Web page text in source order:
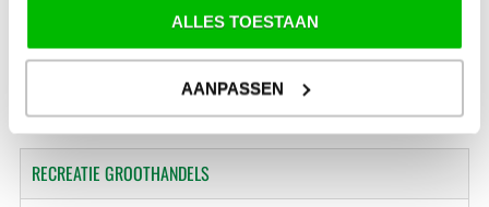
ALLES TOESTAAN
AANPASSEN
Snowboard kleinebeurt
Snowboard grotebeurt
€ 59.99
RECREATIE GROOTHANDELS